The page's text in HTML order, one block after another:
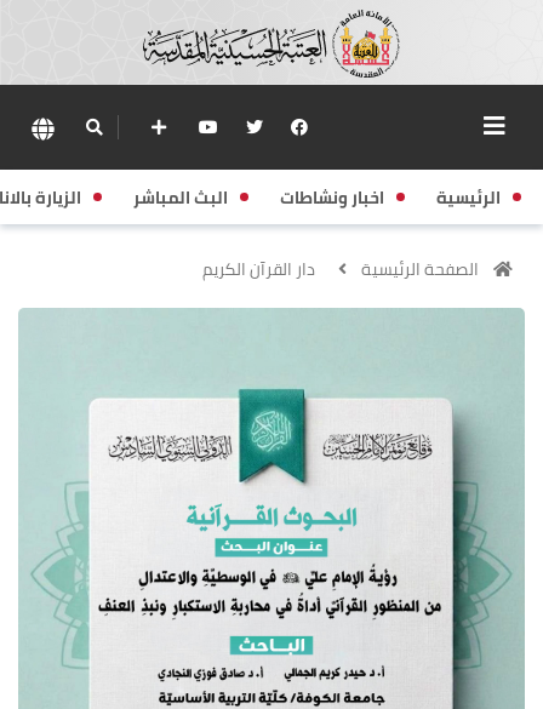
الرئيسية اخبار ونشاطات البث المباشر الزيارة
الصفحة الرئيسية دار القرآن الكريم